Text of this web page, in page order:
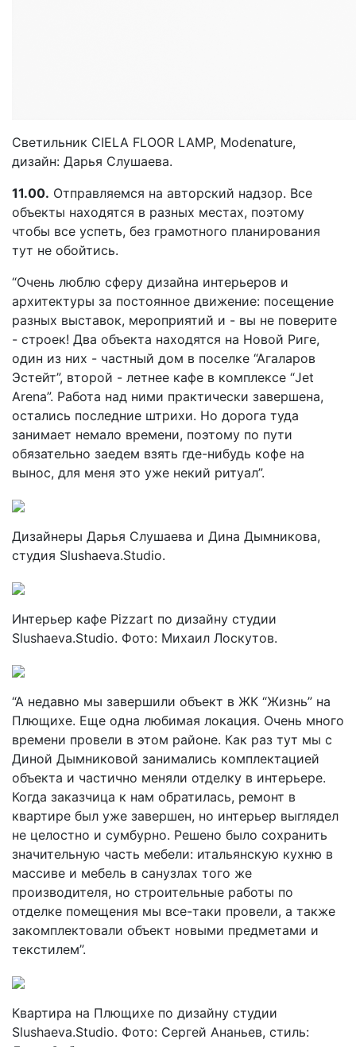
Светильник CIELA FLOOR LAMP, Modenature,
дизайн: Дарья Слушаева.
11.00. Отправляемся на авторский надзор. Все
объекты находятся в разных местах, поэтому
чтобы все успеть, без грамотного планирования
тут не обойтись.
“Очень люблю сферу дизайна интерьеров и
архитектуры за постоянное движение: посещение
разных выставок, мероприятий и - вы не поверите
- строек! Два объекта находятся на Новой Риге,
один из них - частный дом в поселке “Агаларов
Эстейт”, второй - летнее кафе в комплексе “Jet
Arena”. Работа над ними практически завершена,
остались последние штрихи. Но дорога туда
занимает немало времени, поэтому по пути
обязательно заедем взять где-нибудь кофе на
вынос, для меня это уже некий ритуал”.
Дизайнеры Дарья Слушаева и Дина Дымникова,
студия Slushaeva.Studio.
Интерьер кафе Pizzart по дизайну студии
Slushaeva.Studio. Фото: Михаил Лоскутов.
“А недавно мы завершили объект в ЖК “Жизнь” на
Плющихе. Еще одна любимая локация. Очень много
времени провели в этом районе. Как раз тут мы с
Диной Дымниковой занимались комплектацией
объекта и частично меняли отделку в интерьере.
Когда заказчица к нам обратилась, ремонт в
квартире был уже завершен, но интерьер выглядел
не целостно и сумбурно. Решено было сохранить
значительную часть мебели: итальянскую кухню в
массиве и мебель в санузлах того же
производителя, но строительные работы по
отделке помещения мы все-таки провели, а также
закомплектовали объект новыми предметами и
текстилем”.
Квартира на Плющихе по дизайну студии
Slushaeva.Studio. Фото: Сергей Ананьев, стиль: